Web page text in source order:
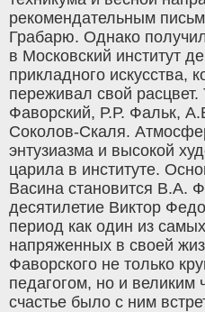
рекомендательным
Грабарю. Однако
в Московский институт
прикладного искусства,
переживал свой
Фаворский, Р.Р. Фальк,
Соколов-Скаля.
энтузиазма и высокой
царила в институте.
Васина становится В.А.
десятилетие Виктор
период как один из
напряженных в своей
Фаворского не только
педагогом, но и
счастье было с ним